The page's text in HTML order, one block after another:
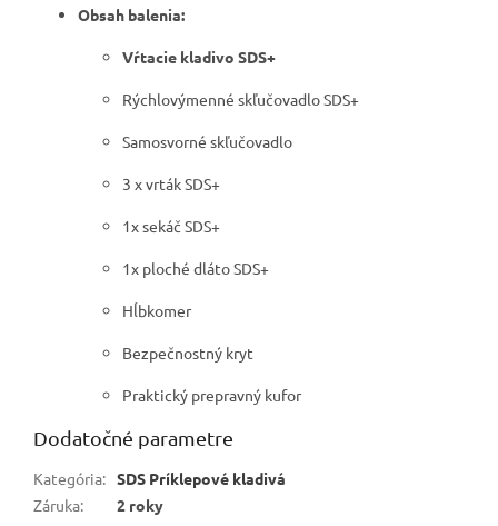
Obsah balenia:
Vŕtacie kladivo SDS+
Rýchlovýmenné skľučovadlo SDS+
Samosvorné skľučovadlo
3 x vrták SDS+
1x sekáč SDS+
1x ploché dláto SDS+
Hĺbkomer
Bezpečnostný kryt
Praktický prepravný kufor
Dodatočné parametre
Kategória: SDS Príklepové kladivá
Záruka: 2 roky